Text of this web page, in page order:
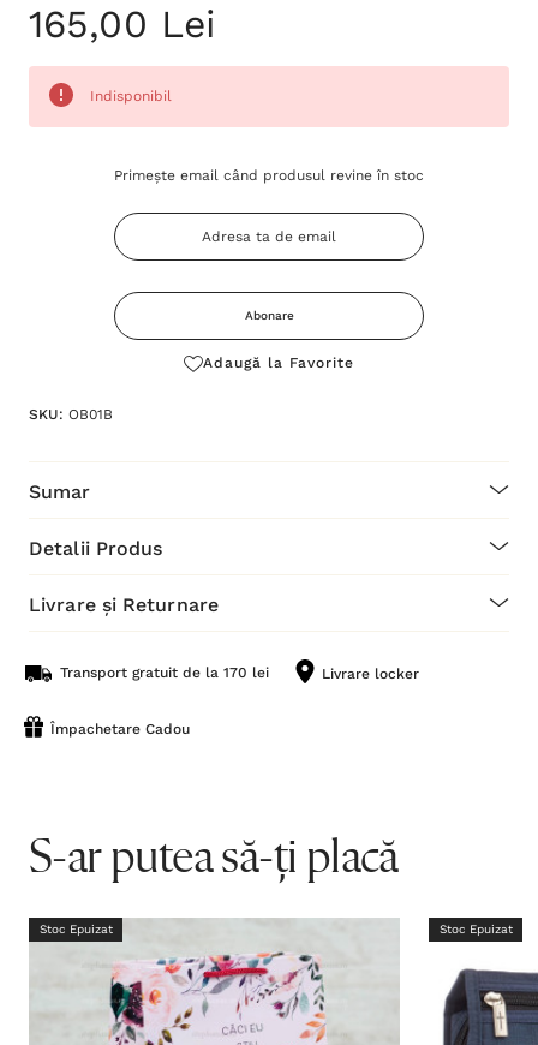
165,00 Lei
Indisponibil
Primește email când produsul revine în stoc
Abonare
Adaugă la Favorite
SKU: OB01B
Sumar
Detalii Produs
Livrare și Returnare
Transport gratuit de la 170 lei Livrare locker
Împachetare Cadou
S-ar putea să-ți placă
Stoc Epuizat Stoc Epuizat